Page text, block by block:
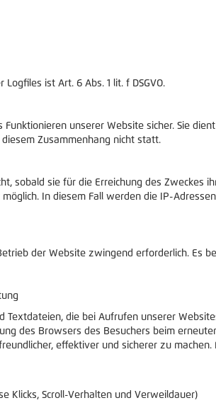
ist Art. 6 Abs. 1 lit. f DSGVO.
unserer Website sicher. Sie
Zusammenhang nicht statt.
sobald sie für die Erreichung des Zweckes
möglich. In diesem Fall werden die IP-
der Website zwingend erforderlich. Es
Textdateien, die bei Aufrufen unserer
des Browsers des Besuchers beim
effektiver und sicherer zu
Klicks, Scroll-Verhalten und Verweildauer)